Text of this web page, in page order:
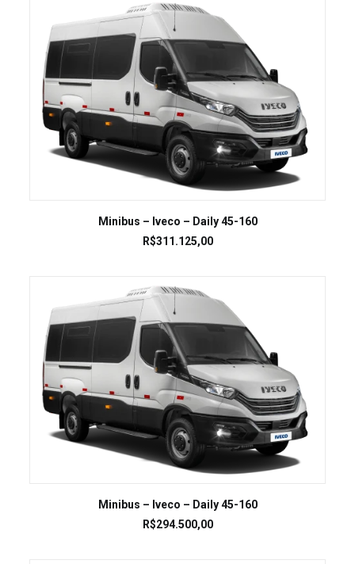
LEIA MAIS
Minibus – Iveco – Daily 45-160
R$311.125,00
LEIA MAIS
Minibus – Iveco – Daily 45-160
R$294.500,00